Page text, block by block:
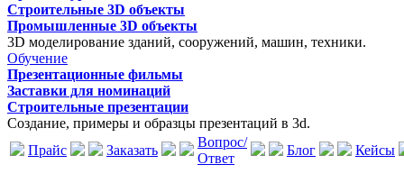
Строительные 3D объекты
Промышленные 3D объекты
3D моделирование зданий, сооружений, машин, техники.
Обучение
Презентационные фильмы
Заставки для номинаций
Строительные презентации
Создание, примеры и образцы презентаций в 3d.
Прайс
Заказать
Вопрос/
Ответ
Блог Кейсы